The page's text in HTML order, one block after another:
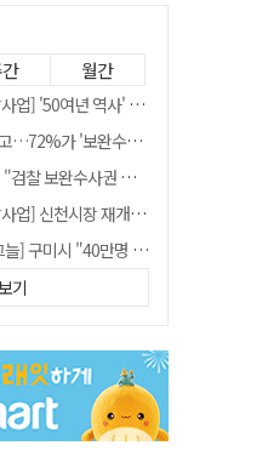
월간
성시장 자리에 25층 주상복합 들어선다
가 '보완수사권 폐지'?
필요"…민주당 지지층도 53.8%
장 재개발, 준공 후에도 소송전
만명 사수" 고령군 "3만명대 회복"
어 미래 50년 함께 연다"
·닉스…AMD 이어 샌디스크에 쏠린 눈
"돌려차기 하죠" 실언 사과 수용
기